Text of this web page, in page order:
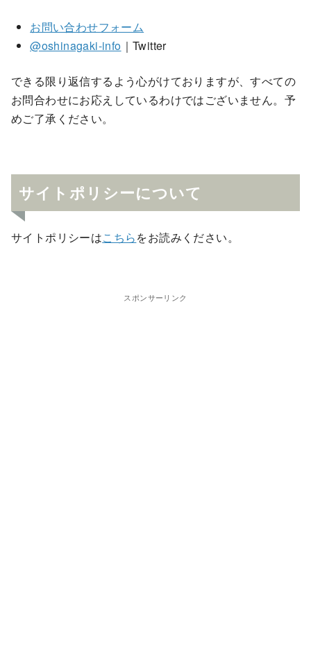
お問い合わせフォーム
@oshinagaki-info ｜Twitter
できる限り返信するよう心がけておりますが、すべての
お問合わせにお応えしているわけではございません。予
めご了承ください。
サイトポリシーについて
サイトポリシーはこちらをお読みください。
スポンサーリンク